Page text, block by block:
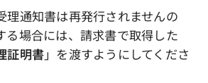
通知書は再発行されませんの
る場合には、請求書で取得した
証明書」を渡すようにしてくださ